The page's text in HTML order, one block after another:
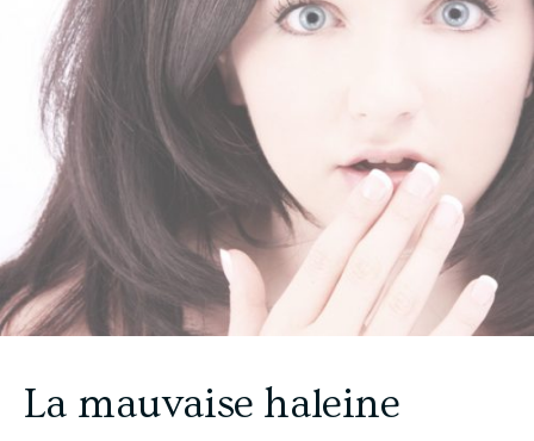
La mauvaise haleine